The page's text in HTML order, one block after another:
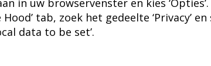
in uw browservenster en kies ‘Opties’.
tab, zoek het gedeelte ‘Privacy’
data to be set’.